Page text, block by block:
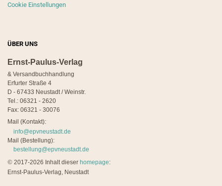
Cookie Einstellungen
ÜBER UNS
Ernst-Paulus-Verlag
& Versandbuchhandlung
Erfurter Straße 4
D - 67433 Neustadt / Weinstr.
Tel.: 06321 - 2620
Fax: 06321 - 30076
Mail (Kontakt):
info@epvneustadt.de
Mail (Bestellung):
bestellung@epvneustadt.de
© 2017-2026 Inhalt dieser homepage:
Ernst-Paulus-Verlag, Neustadt